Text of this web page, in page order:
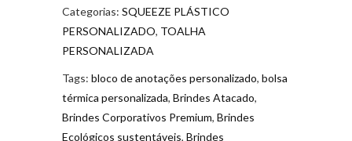
Categorias: SQUEEZE PLÁSTICO
PERSONALIZADO, TOALHA
PERSONALIZADA
Tags: bloco de anotações personalizado, bolsa
térmica personalizada, Brindes Atacado,
Brindes Corporativos Premium, Brindes
Ecológicos sustentáveis, Brindes